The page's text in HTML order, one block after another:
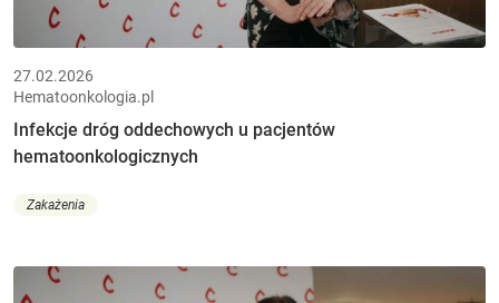
27.02.2026
Hematoonkologia.pl
Infekcje dróg oddechowych u pacjentów
hematoonkologicznych
Zakażenia